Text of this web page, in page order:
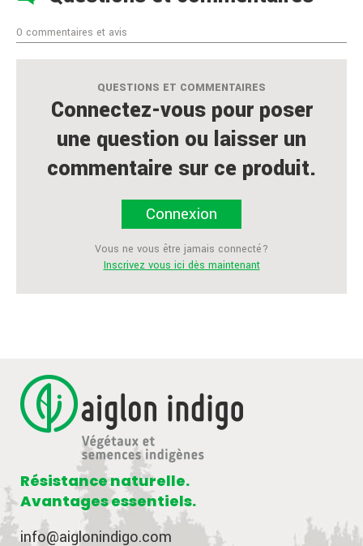
0 commentaires et avis
QUESTIONS ET COMMENTAIRES
Connectez-vous pour poser
une question ou laisser un
commentaire sur ce produit.
Connexion
Vous ne vous être jamais connecté?
Inscrivez vous ici dès maintenant
Résistance naturelle.
Avantages essentiels.
info@aiglonindigo.com